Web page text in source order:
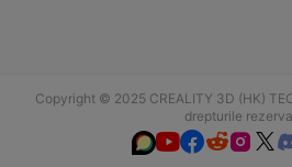
Copyright © 2025 CREALITY 3D (HK)
drepturile
 